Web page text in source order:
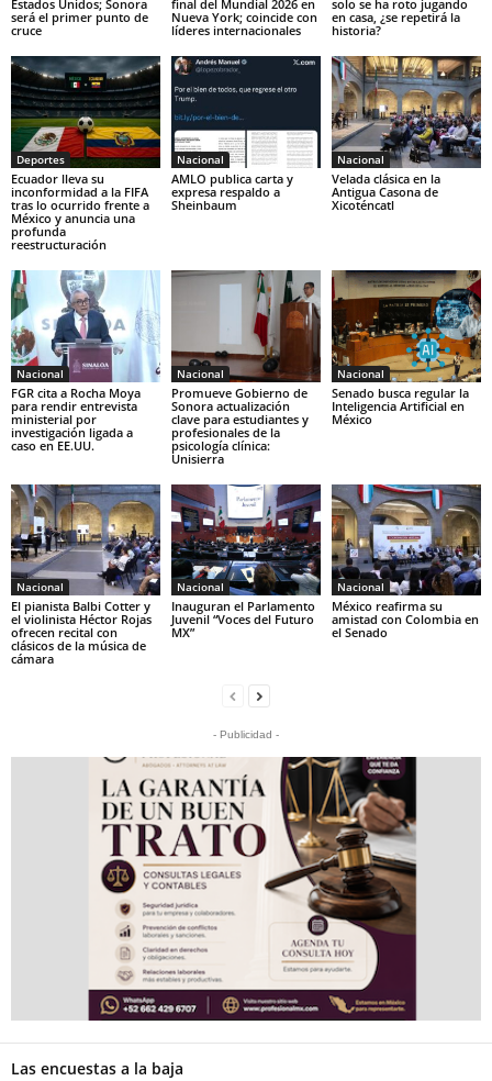
Estados Unidos; Sonora
será el primer punto de
cruce
final del Mundial 2026 en
Nueva York; coincide con
líderes internacionales
solo se ha roto jugando
en casa, ¿se repetirá la
historia?
Deportes
Ecuador lleva su
inconformidad a la FIFA
tras lo ocurrido frente a
México y anuncia una
profunda
reestructuración
Nacional
AMLO publica carta y
expresa respaldo a
Sheinbaum
Nacional
Velada clásica en la
Antigua Casona de
Xicoténcatl
Nacional
FGR cita a Rocha Moya
para rendir entrevista
ministerial por
investigación ligada a
caso en EE.UU.
Nacional
Promueve Gobierno de
Sonora actualización
clave para estudiantes y
profesionales de la
psicología clínica:
Unisierra
Nacional
Senado busca regular la
Inteligencia Artificial en
México
Nacional
El pianista Balbi Cotter y
el violinista Héctor Rojas
ofrecen recital con
clásicos de la música de
cámara
Nacional
Inauguran el Parlamento
Juvenil “Voces del Futuro
MX”
Nacional
México reafirma su
amistad con Colombia en
el Senado
- Publicidad -
Las encuestas a la baja